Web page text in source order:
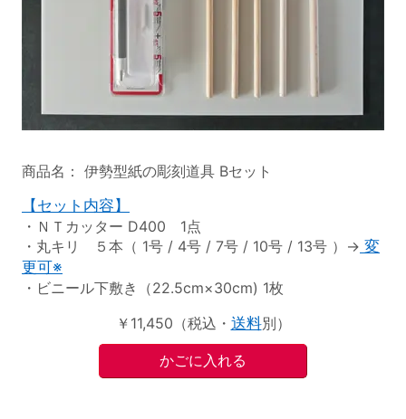
商品名： 伊勢型紙の彫刻道具 Bセット
【セット内容】
・ＮＴカッター D400 1点
・丸キリ ５本（ 1号 / 4号 / 7号 / 10号 / 13号 ）→ 変
更可※
・ビニール下敷き（22.5cm×30cm) 1枚
￥11,450（税込・ 送料別）